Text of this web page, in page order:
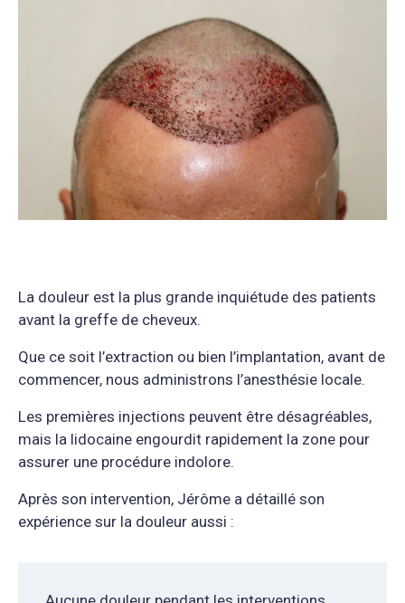
La douleur est la plus grande inquiétude des patients
avant la greffe de cheveux.
Que ce soit l’extraction ou bien l’implantation, avant de
commencer, nous administrons l’anesthésie locale.
Les premières injections peuvent être désagréables,
mais la lidocaine engourdit rapidement la zone pour
assurer une procédure indolore.
Après son intervention, Jérôme a détaillé son
expérience sur la douleur aussi :